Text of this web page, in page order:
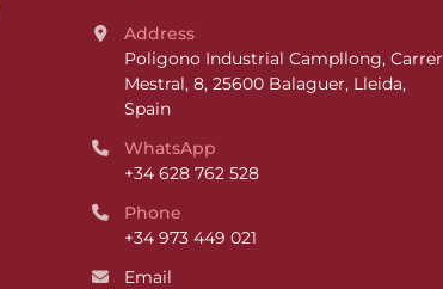
Address
Poligono Industrial Campllong, Carrer
Mestral, 8, 25600 Balaguer, Lleida,
Spain
WhatsApp
+34 628 762 528
Phone
+34 973 449 021
Email